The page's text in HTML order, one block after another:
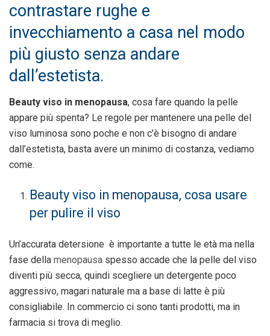
contrastare rughe e
invecchiamento a casa nel modo
più giusto senza andare
dall’estetista.
Beauty viso in menopausa, cosa fare quando la pelle
appare più spenta? Le regole per mantenere una pelle del
viso luminosa sono poche e non c’è bisogno di andare
dall’estetista, basta avere un minimo di costanza, vediamo
come.
Beauty viso in menopausa, cosa usare
per pulire il viso
Un’accurata detersione è importante a tutte le età ma nella
fase della menopausa spesso accade che la pelle del viso
diventi più secca, quindi scegliere un detergente poco
aggressivo, magari naturale ma a base di latte è più
consigliabile. In commercio ci sono tanti prodotti, ma in
farmacia si trova di meglio.